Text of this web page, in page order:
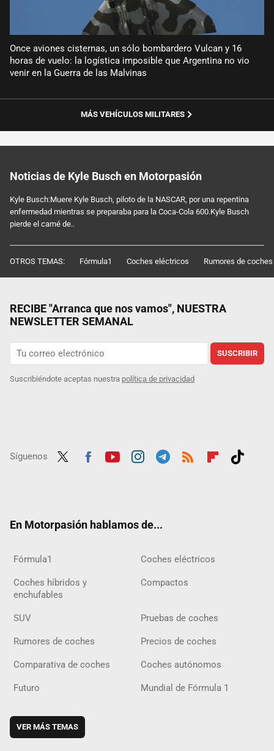
Once aviones cisternas, un sólo bombardero Vulcan y 16
horas de vuelo: la logística imposible que Argentina no vio
venir en la Guerra de las Malvinas
MÁS VEHÍCULOS MILITARES
Noticias de Kyle Busch en Motorpasión
Kyle Busch:Muere Kyle Busch, piloto de la NASCAR, por una repentina
enfermedad mientras se preparaba para la Coca-Cola 600.Kyle Busch
pierde el carné de..
OTROS TEMAS: Fórmula1 Coches eléctricos Rumores de coches
RECIBE "Arranca que nos vamos", NUESTRA
NEWSLETTER SEMANAL
SUSCRIBIR
Suscribiéndote aceptas nuestra política de privacidad
Síguenos
En Motorpasión hablamos de...
Fórmula1 Coches eléctricos
Coches híbridos y
enchufables
Compactos
SUV Pruebas de coches
Rumores de coches Precios de coches
Comparativa de coches Coches autónomos
Futuro Mundial de Fórmula 1
VER MÁS TEMAS